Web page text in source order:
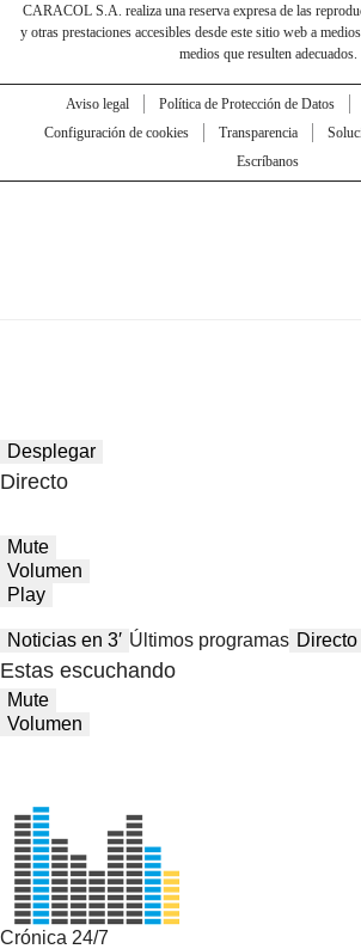
CARACOL S.A. realiza una reserva expresa de las
y otras prestaciones accesibles desde este sitio web a
medios que resulten adecuados.
Aviso legal Política de Protección de Datos
Configuración de cookies
Transparencia
Escríbanos
Desplegar
Directo
Mute
Volumen
Play
Noticias en 3′ Últimos programas Directo
Estas escuchando
Mute
Volumen
Crónica 24/7